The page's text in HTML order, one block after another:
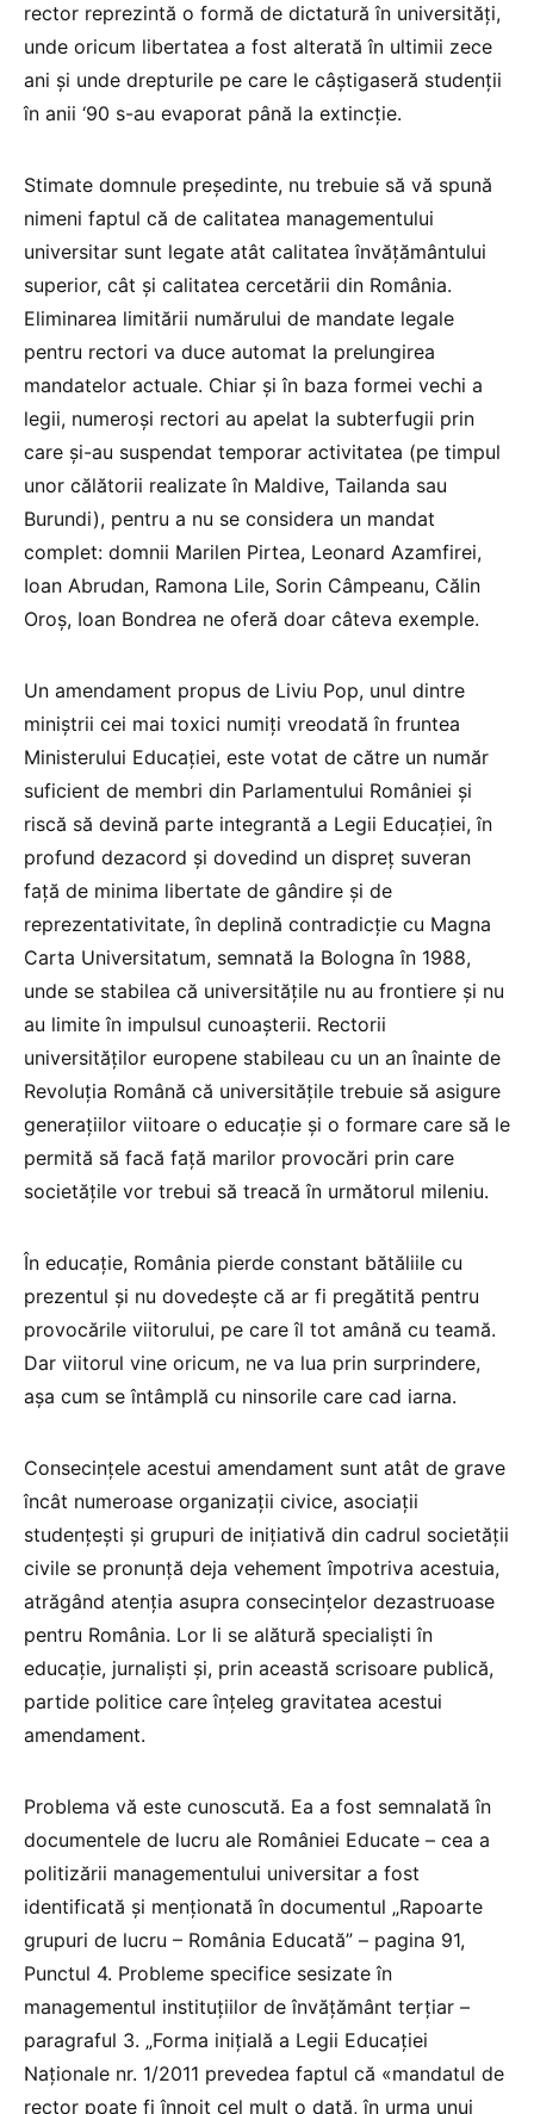
rector reprezintă o formă de dictatură în universități,
unde oricum libertatea a fost alterată în ultimii zece
ani și unde drepturile pe care le câștigaseră studenții
în anii ‘90 s-au evaporat până la extincție.
Stimate domnule președinte, nu trebuie să vă spună
nimeni faptul că de calitatea managementului
universitar sunt legate atât calitatea învățământului
superior, cât și calitatea cercetării din România.
Eliminarea limitării numărului de mandate legale
pentru rectori va duce automat la prelungirea
mandatelor actuale. Chiar și în baza formei vechi a
legii, numeroși rectori au apelat la subterfugii prin
care și-au suspendat temporar activitatea (pe timpul
unor călătorii realizate în Maldive, Tailanda sau
Burundi), pentru a nu se considera un mandat
complet: domnii Marilen Pirtea, Leonard Azamfirei,
Ioan Abrudan, Ramona Lile, Sorin Câmpeanu, Călin
Oroș, Ioan Bondrea ne oferă doar câteva exemple.
Un amendament propus de Liviu Pop, unul dintre
miniștrii cei mai toxici numiți vreodată în fruntea
Ministerului Educației, este votat de către un număr
suficient de membri din Parlamentului României și
riscă să devină parte integrantă a Legii Educației, în
profund dezacord și dovedind un dispreț suveran
față de minima libertate de gândire și de
reprezentativitate, în deplină contradicție cu Magna
Carta Universitatum, semnată la Bologna în 1988,
unde se stabilea că universitățile nu au frontiere și nu
au limite în impulsul cunoașterii. Rectorii
universităților europene stabileau cu un an înainte de
Revoluția Română că universitățile trebuie să asigure
generațiilor viitoare o educație și o formare care să le
permită să facă față marilor provocări prin care
societățile vor trebui să treacă în următorul mileniu.
În educație, România pierde constant bătăliile cu
prezentul și nu dovedește că ar fi pregătită pentru
provocările viitorului, pe care îl tot amână cu teamă.
Dar viitorul vine oricum, ne va lua prin surprindere,
așa cum se întâmplă cu ninsorile care cad iarna.
Consecințele acestui amendament sunt atât de grave
încât numeroase organizații civice, asociații
studențești și grupuri de inițiativă din cadrul societății
civile se pronunță deja vehement împotriva acestuia,
atrăgând atenția asupra consecințelor dezastruoase
pentru România. Lor li se alătură specialiști în
educație, jurnaliști și, prin această scrisoare publică,
partide politice care înțeleg gravitatea acestui
amendament.
Problema vă este cunoscută. Ea a fost semnalată în
documentele de lucru ale României Educate – cea a
politizării managementului universitar a fost
identificată și menționată în documentul „Rapoarte
grupuri de lucru – România Educată” – pagina 91,
Punctul 4. Probleme specifice sesizate în
managementul instituțiilor de învățământ terțiar –
paragraful 3. „Forma inițială a Legii Educației
Naționale nr. 1/2011 prevedea faptul că «mandatul de
rector poate fi înnoit cel mult o dată, în urma unui